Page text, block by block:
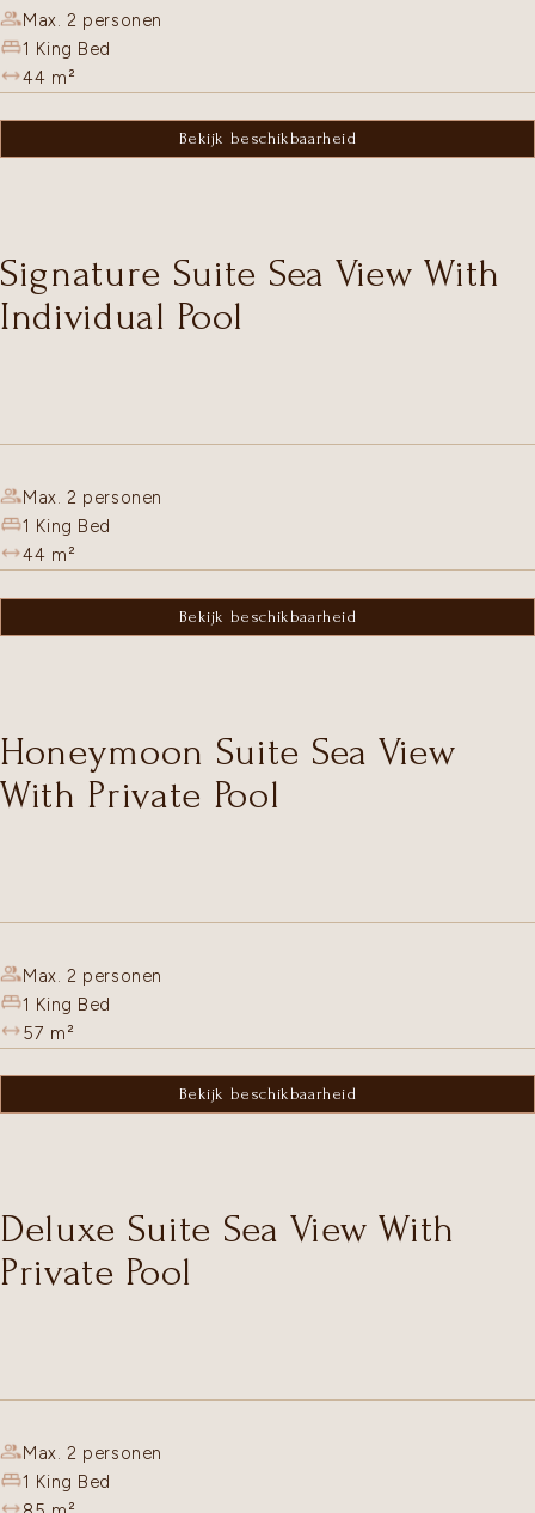
Max. 2 personen
1 King Bed
44 m²
Bekijk beschikbaarheid
Signature Suite Sea View With
Individual Pool
Max. 2 personen
1 King Bed
44 m²
Bekijk beschikbaarheid
Honeymoon Suite Sea View
With Private Pool
Max. 2 personen
1 King Bed
57 m²
Bekijk beschikbaarheid
Deluxe Suite Sea View With
Private Pool
Max. 2 personen
1 King Bed